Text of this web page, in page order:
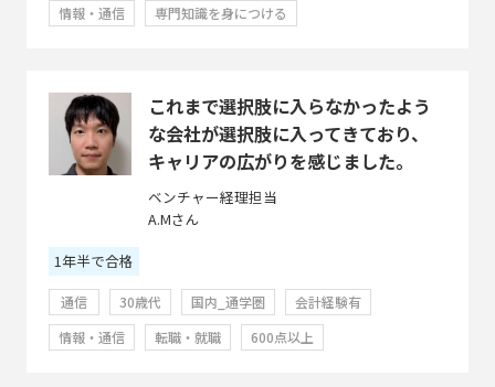
情報・通信
専門知識を身につける
これまで選択肢に入らなかったよう
な会社が選択肢に入ってきており、
キャリアの広がりを感じました。
ベンチャー経理担当
A.Mさん
1年半で合格
通信 30歳代 国内_通学圏
会計経験有
情報・通信
転職・就職 600点以上